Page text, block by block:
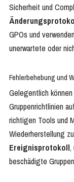
Sicherheit und
GPOs und
unerwartete oder
Fehlerbehebung und
Gelegentlich
Gruppenrichtlinien
richtigen Tools und
Wiederherstellung
Ereignisprotokoll,
beschädigte